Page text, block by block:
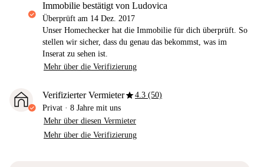
Immobilie bestätigt von Ludovica
Überprüft am 14 Dez. 2017
Unser Homechecker hat die Immobilie für dich überprüft. So
stellen wir sicher, dass du genau das bekommst, was im
Inserat zu sehen ist.
Mehr über die Verifizierung
Verifizierter Vermieterstar4.3 (50)
Privat · 8 Jahre mit uns
Mehr über diesen Vermieter
Mehr über die Verifizierung